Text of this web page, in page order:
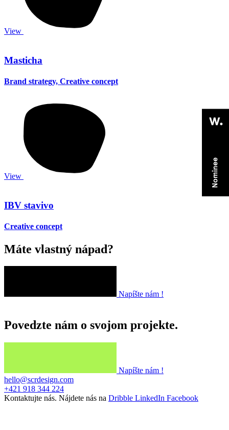
View
Masticha
Brand strategy, Creative concept
View
IBV stavivo
Creative concept
Máte vlastný nápad?
Napíšte nám !
Povedzte nám o svojom projekte.
Napíšte nám !
hello@scrdesign.com
+421 918 344 224
Kontaktujte nás. Nájdete nás na Dribble LinkedIn Facebook